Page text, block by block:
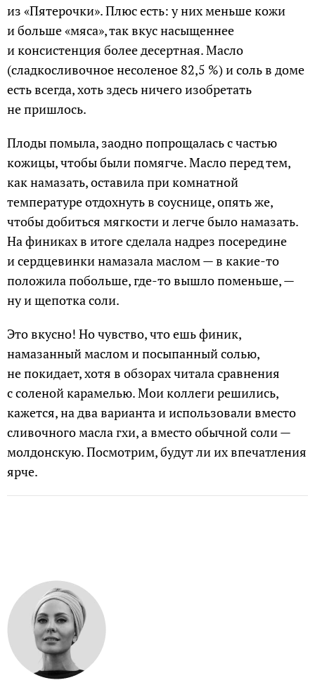
из «Пятерочки». Плюс есть: у них меньше кожи
и больше «мяса», так вкус насыщеннее
и консистенция более десертная. Масло
(сладкосливочное несоленое 82,5 %) и соль в доме
есть всегда, хоть здесь ничего изобретать
не пришлось.
Плоды помыла, заодно попрощалась с частью
кожицы, чтобы были помягче. Масло перед тем,
как намазать, оставила при комнатной
температуре отдохнуть в соуснице, опять же,
чтобы добиться мягкости и легче было намазать.
На финиках в итоге сделала надрез посередине
и сердцевинки намазала маслом — в какие-то
положила побольше, где-то вышло поменьше, —
ну и щепотка соли.
Это вкусно! Но чувство, что ешь финик,
намазанный маслом и посыпанный солью,
не покидает, хотя в обзорах читала сравнения
с соленой карамелью. Мои коллеги решились,
кажется, на два варианта и использовали вместо
сливочного масла гхи, а вместо обычной соли —
молдонскую. Посмотрим, будут ли их впечатления
ярче.